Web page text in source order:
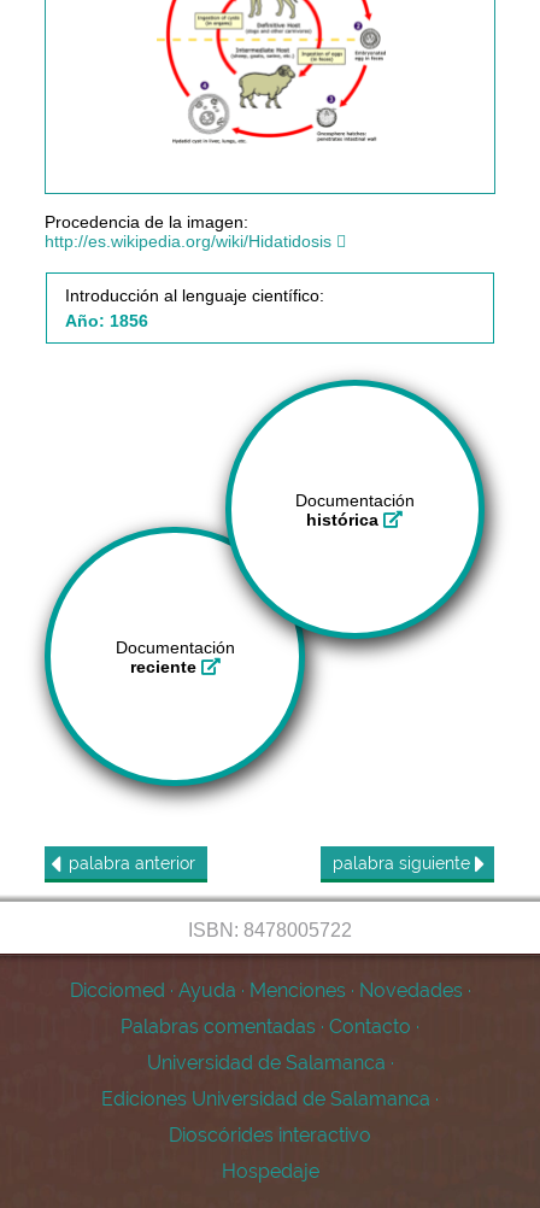
Procedencia de la imagen:
http://es.wikipedia.org/wiki/Hidatidosis
Introducción al lenguaje científico:
Año: 1856
Documentación
histórica
Documentación
reciente
palabra anterior palabra siguiente
ISBN: 8478005722
Dicciomed · Ayuda · Menciones · Novedades ·
Palabras comentadas · Contacto ·
Universidad de Salamanca ·
Ediciones Universidad de Salamanca ·
Dioscórides interactivo
Hospedaje